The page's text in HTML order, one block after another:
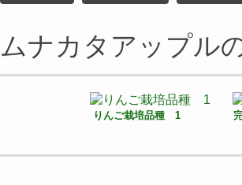
ムナカタアップル
りんご栽培品種 1